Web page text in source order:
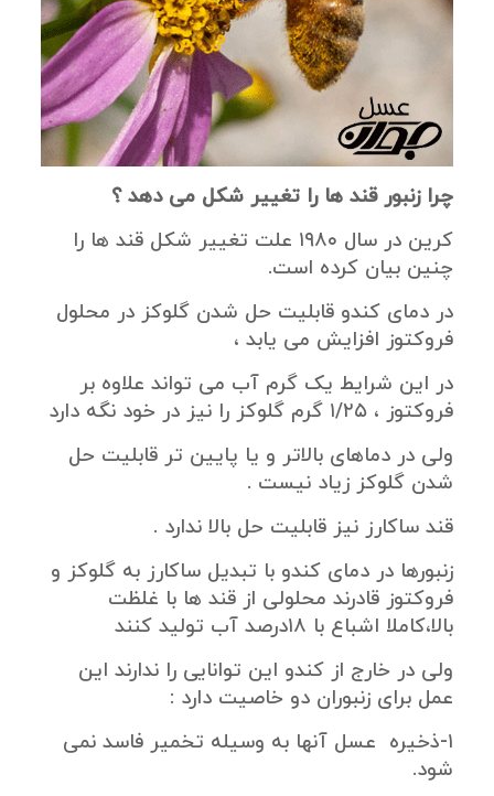
چرا زنبور قند ها را تغییر شکل می دهد ؟
کرین در سال ۱۹۸۰ علت تغییر شکل قند ها را
چنین بیان کرده است.
در دمای کندو قابلیت حل شدن گلوکز در محلول
فروکتوز افزایش می یابد ،
در این شرایط یک گرم آب می تواند علاوه بر
فروکتوز ، ۱/۲۵ گرم گلوکز را نیز در خود نگه دارد
ولی در دماهای بالاتر و یا پایین تر قابلیت حل
شدن گلوکز زیاد نیست .
قند ساکارز نیز قابلیت حل بالا ندارد .
زنبورها در دمای کندو با تبدیل ساکارز به گلوکز و
فروکتوز قادرند محلولی از قند ها با غلظت
بالا،کاملا اشباع با ۱۸درصد آب تولید کنند
ولی در خارج از کندو این توانایی را ندارند این
عمل برای زنبوران دو خاصیت دارد :
۱-ذخیره عسل آنها به وسیله تخمیر فاسد نمی
شود.